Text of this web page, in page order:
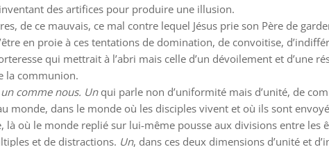
des artifices pour produire une illusion.
de ce mauvais, ce mal contre lequel Jésus prie son Père de
en proie à ces tentations de domination, de convoitise,
qui mettrait à l’abri mais celle d’un dévoilement et d’une
la communion.
comme nous. Unqui parle non d’uniformité mais d’unité, de
monde, dans le monde où les disciples vivent et où ils sont
là où le monde replié sur lui-même pousse aux divisions entre les
et de distractions. Un, dans ces deux dimensions d’unité et